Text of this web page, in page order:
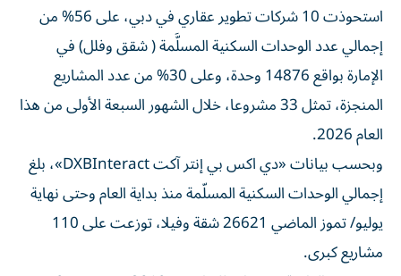
استحوذت 10 شركات تطوير عقاري في دبي، على 56% من
إجمالي عدد الوحدات السكنية المسلَّمة ( شقق وفلل) في
الإمارة بواقع 14876 وحدة، وعلى 30% من عدد المشاريع
المنجزة، تمثل 33 مشروعا، خلال الشهور السبعة الأولى من هذا
العام 2026.
وبحسب بيانات «دي اكس بي إنتر آكت DXBInteract»، بلغ
إجمالي الوحدات السكنية المسلّمة منذ بداية العام وحتى نهاية
يوليو/ تموز الماضي 26621 شقة وفيلا، توزعت على 110
مشاريع كبرى.